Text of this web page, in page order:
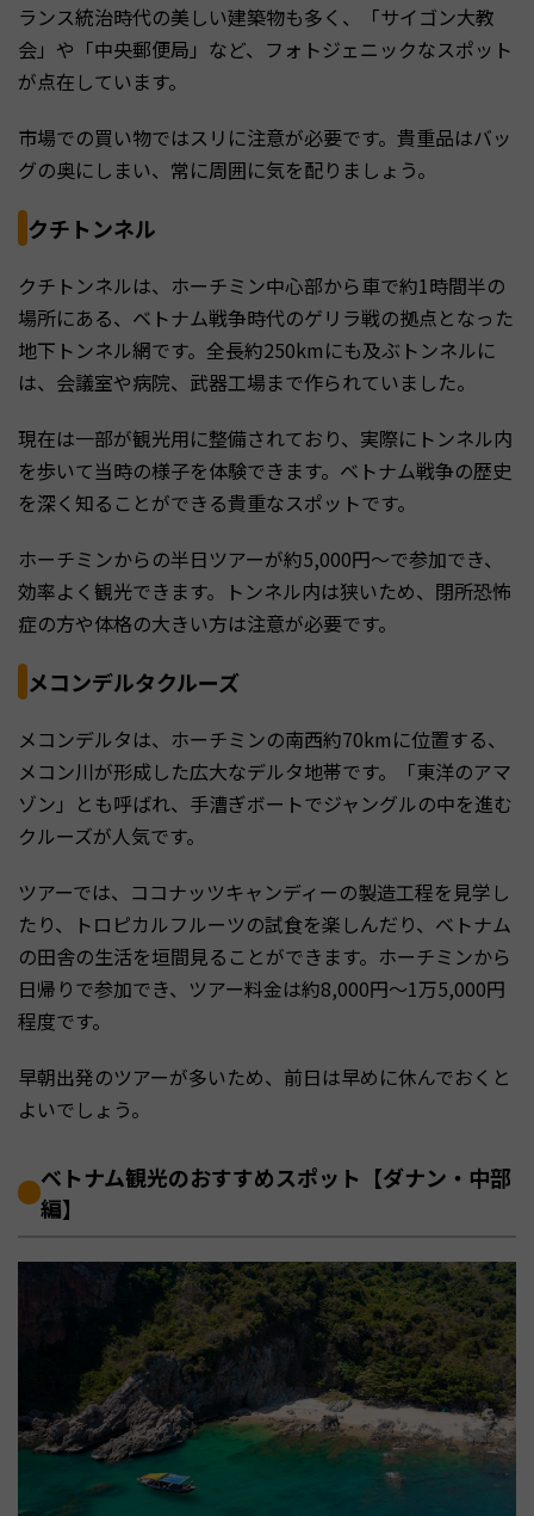
ランス統治時代の美しい建築物も多く、「サイゴン大教
会」や「中央郵便局」など、フォトジェニックなスポット
が点在しています。
市場での買い物ではスリに注意が必要です。貴重品はバッ
グの奥にしまい、常に周囲に気を配りましょう。
クチトンネル
クチトンネルは、ホーチミン中心部から車で約1時間半の
場所にある、ベトナム戦争時代のゲリラ戦の拠点となった
地下トンネル網です。全長約250kmにも及ぶトンネルに
は、会議室や病院、武器工場まで作られていました。
現在は一部が観光用に整備されており、実際にトンネル内
を歩いて当時の様子を体験できます。ベトナム戦争の歴史
を深く知ることができる貴重なスポットです。
ホーチミンからの半日ツアーが約5,000円〜で参加でき、
効率よく観光できます。トンネル内は狭いため、閉所恐怖
症の方や体格の大きい方は注意が必要です。
メコンデルタクルーズ
メコンデルタは、ホーチミンの南西約70kmに位置する、
メコン川が形成した広大なデルタ地帯です。「東洋のアマ
ゾン」とも呼ばれ、手漕ぎボートでジャングルの中を進む
クルーズが人気です。
ツアーでは、ココナッツキャンディーの製造工程を見学し
たり、トロピカルフルーツの試食を楽しんだり、ベトナム
の田舎の生活を垣間見ることができます。ホーチミンから
日帰りで参加でき、ツアー料金は約8,000円〜1万5,000円
程度です。
早朝出発のツアーが多いため、前日は早めに休んでおくと
よいでしょう。
ベトナム観光のおすすめスポット【ダナン・中部
編】